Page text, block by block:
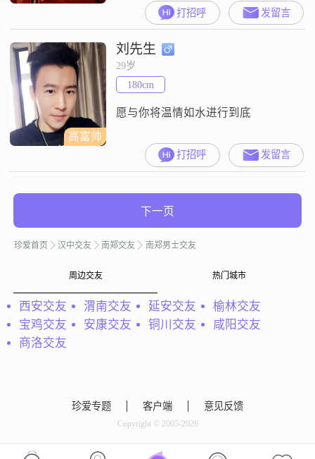
打招呼 发留言
高富帅
刘先生
29岁
180cm
愿与你将温情如水进行到底
打招呼 发留言
下一页
珍爱首页 汉中交友 南郑交友 南郑男士交友
周边交友 热门城市
西安交友 渭南交友 延安交友
榆林交友
宝鸡交友
安康交友 铜川交友
咸阳交友
商洛交友
珍爱专题 客户端 意见反馈
Copyright © 2005-2026